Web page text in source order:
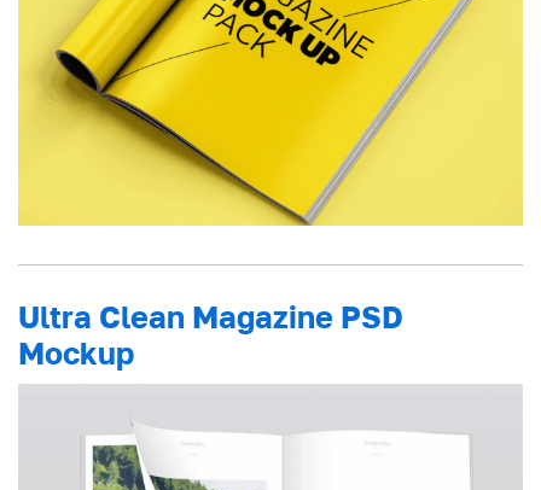
Ultra Clean Magazine PSD
Mockup